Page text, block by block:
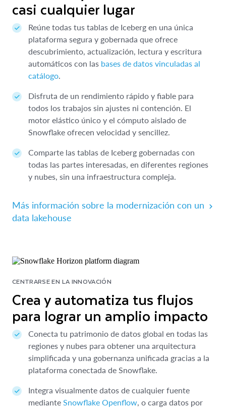
casi cualquier lugar
Reúne todas tus tablas de Iceberg en una única
plataforma segura y gobernada que ofrece
descubrimiento, actualización, lectura y escritura
automáticos con las bases de datos vinculadas al
catálogo
Disfruta de un rendimiento rápido y fiable para
todos los trabajos sin ajustes ni contención. El
motor elástico único y el cómputo aislado de
Snowflake ofrecen velocidad y sencillez.
Comparte las tablas de Iceberg gobernadas con
todas las partes interesadas, en diferentes regiones
y nubes, sin una infraestructura compleja.
Más información sobre la modernización con un
data lakehouse
CENTRARSE EN LA INNOVACIÓN
Crea y automatiza tus flujos
para lograr un amplio impacto
Conecta tu patrimonio de datos global en todas las
regiones y nubes para obtener una arquitectura
simplificada y una gobernanza unificada gracias a la
plataforma conectada de Snowflake.
Integra visualmente datos de cualquier fuente
mediante Snowflake Openflow , o carga datos por